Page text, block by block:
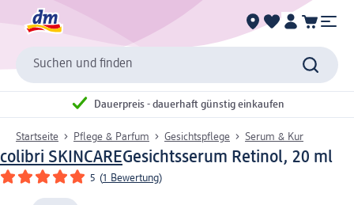
Suchen und finden
Dauerpreis - dauerhaft günstig einkaufen
Startseite Pflege & Parfum Gesichtspflege Serum & Kur
colibri SKINCAREGesichtsserum Retinol, 20 ml
5 (1 Bewertung)